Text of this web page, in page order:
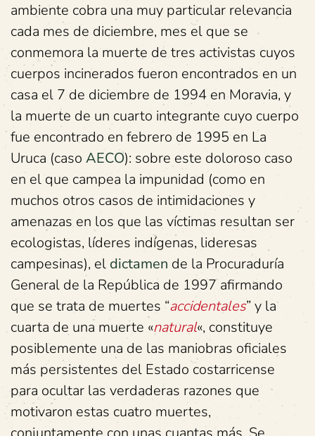
ambiente cobra una muy particular relevancia
cada mes de diciembre, mes el que se
conmemora la muerte de tres activistas cuyos
cuerpos incinerados fueron encontrados en un
casa el 7 de diciembre de 1994 en Moravia, y
la muerte de un cuarto integrante cuyo cuerpo
fue encontrado en febrero de 1995 en La
Uruca (caso AECO): sobre este doloroso caso
en el que campea la impunidad (como en
muchos otros casos de intimidaciones y
amenazas en los que las víctimas resultan ser
ecologistas, líderes indígenas, lideresas
campesinas), el dictamen de la Procuraduría
General de la República de 1997 afirmando
que se trata de muertes “accidentales” y la
cuarta de una muerte «natural«, constituye
posiblemente una de las maniobras oficiales
más persistentes del Estado costarricense
para ocultar las verdaderas razones que
motivaron estas cuatro muertes,